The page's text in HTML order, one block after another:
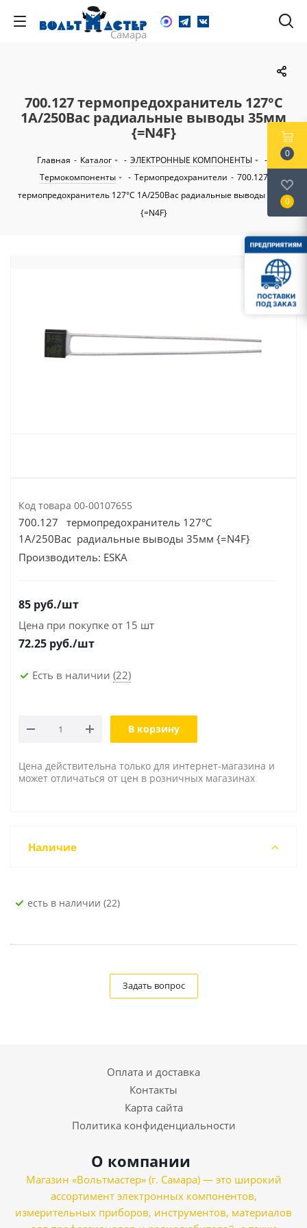
700.127 термопредохранитель 127°C
1А/250Вac радиальные выводы 35мм
{=N4F}
Главная - Каталог - ЭЛЕКТРОННЫЕ КОМПОНЕНТЫ
-
Термокомпоненты
- Термопредохранители - 700.127
термопредохранитель 127°C 1А/250Вac радиальные выводы 35мм
{=N4F}
Код товара 00-00107655
700.127 термопредохранитель 127°C
1А/250Вac радиальные выводы 35мм {=N4F}
Производитель: ESKA
85 руб./шт
Цена при покупке от 15 шт
72.25 руб./шт
Есть в наличии (22)
В корзину
Цена действительна только для интернет-магазина и
может отличаться от цен в розничных магазинах
Наличие
Есть в наличии (22)
Задать вопрос
Оплата и доставка
Контакты
Карта сайта
Политика конфиденциальности
О компании
Магазин «Вольтмастер» (г. Самара) — это широкий
ассортимент электронных компонентов,
измерительных приборов, инструментов, материалов
0
0